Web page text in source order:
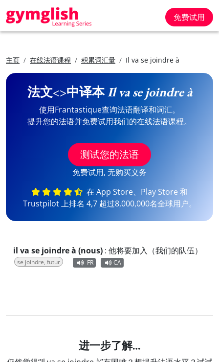
免费试用
主页 在线法语课程 积累词汇量 Il va se joindre à
法文<>中译本Il va se joindre à
使用Frantastique查询法语翻译和词汇。
提升您的法语并免费试用我们的在线法语课程。
测试您的法语
免费试用, 无购买义务
在 App Store、Play Store 和
Trustpilot 上排名 4,7 超过8,000,000名全球用户。
il va se joindre à (nous) : 他将要加入（我们的队伍）
se joindre, futur FR CA
进一步了解…